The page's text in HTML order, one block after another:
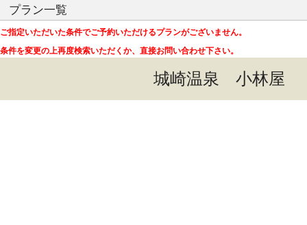
プラン一覧
ご指定いただいた条件でご予約いただけるプランがございません。
条件を変更の上再度検索いただくか、直接お問い合わせ下さい。
城崎温泉 小林屋